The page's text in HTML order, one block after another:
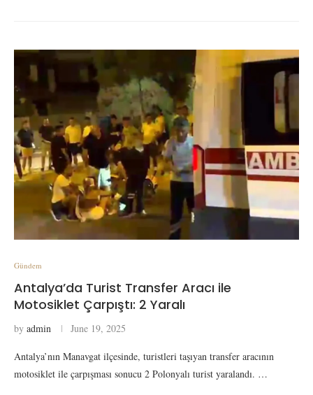
Gündem
Antalya’da Turist Transfer Aracı ile
Motosiklet Çarpıştı: 2 Yaralı
by admin June 19, 2025
Antalya’nın Manavgat ilçesinde, turistleri taşıyan transfer aracının
motosiklet ile çarpışması sonucu 2 Polonyalı turist yaralandı. …